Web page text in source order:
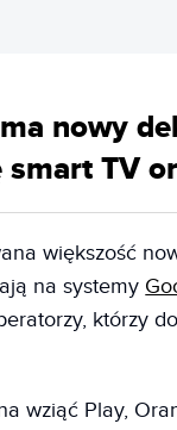
nowy
TV
większość
na systemy
którzy
wziąć Play,